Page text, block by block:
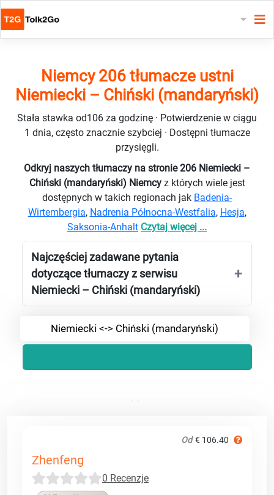
Niemcy 206 tłumacze ustni
Niemiecki – Chiński (mandaryński)
Stała stawka od106 za godzinę · Potwierdzenie w ciągu
1 dnia, często znacznie szybciej · Dostępni tłumacze
przysięgli.
Odkryj naszych tłumaczy na stronie 206 Niemiecki –
Chiński (mandaryński) Niemcy z których wiele jest
dostępnych w takich regionach jak Badenia-
Wirtembergia, Nadrenia Północna-Westfalia, Hesja,
Saksonia-Anhalt Czytaj więcej ...
Najczęściej zadawane pytania
dotyczące tłumaczy z serwisu
Niemiecki – Chiński (mandaryński)
Niemiecki <-> Chiński (mandaryński)
Od € 106.40
Zhenfeng
0 Recenzje